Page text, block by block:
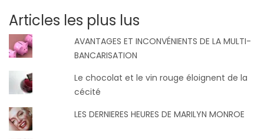
Articles les plus lus
AVANTAGES ET INCONVÉNIENTS DE LA MULTI-
BANCARISATION
Le chocolat et le vin rouge éloignent de la
cécité
LES DERNIERES HEURES DE MARILYN MONROE